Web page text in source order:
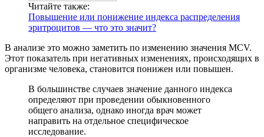
Читайте также:
Повышение или понижение индекса распределения
эритроцитов — что это значит?
В анализе это можно заметить по изменению значения MCV.
Этот показатель при негативных изменениях, происходящих в
организме человека, становится понижен или повышен.
В большинстве случаев значение данного индекса
определяют при проведении обыкновенного
общего анализа, однако иногда врач может
направить на отдельное специфическое
исследование.